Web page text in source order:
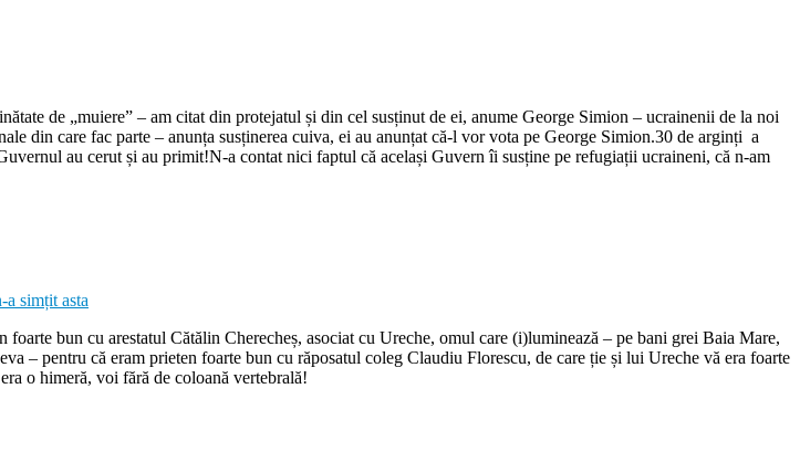
de „muiere” – am citat din protejatul și din cel susținut de ei, anume George Simion – ucrainenii de la noi
din care fac parte – anunța susținerea cuiva, ei au anunțat că-l vor vota pe George Simion.30 de arginți a
au cerut și au primit!N-a contat nici faptul că același Guvern îi susține pe refugiații ucraineni, că n-am
bun cu arestatul Cătălin Cherecheș, asociat cu Ureche, omul care (i)luminează – pe bani grei Baia Mare,
– pentru că eram prieten foarte bun cu răposatul coleg Claudiu Florescu, de care ție și lui Ureche vă era foarte
o himeră, voi fără de coloană vertebrală!